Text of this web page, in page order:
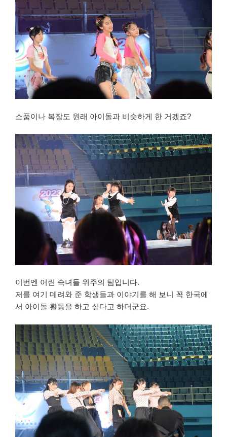
소품이나 복장도 원래 아이돌과 비슷하게 한 거겠죠?
이번엔 어린 숙녀들 위주의 팀입니다.
저를 여기 데려와 준 학생들과 이야기를 해 보니 꼭 한국에
서 아이돌 활동을 하고 싶다고 하더군요.